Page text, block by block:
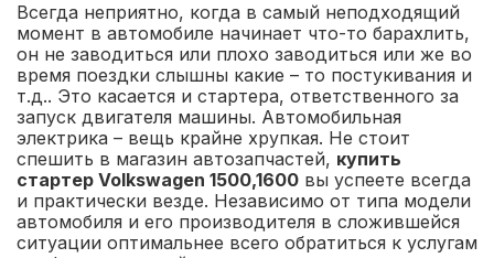
Всегда неприятно, когда в самый неподходящий
момент в автомобиле начинает что-то барахлить,
он не заводиться или плохо заводиться или же во
время поездки слышны какие – то постукивания и
т.д.. Это касается и стартера, ответственного за
запуск двигателя машины. Автомобильная
электрика – вещь крайне хрупкая. Не стоит
спешить в магазин автозапчастей, купить
стартер Volkswagen 1500,1600 вы успеете всегда
и практически везде. Независимо от типа модели
автомобиля и его производителя в сложившейся
ситуации оптимальнее всего обратиться к услугам